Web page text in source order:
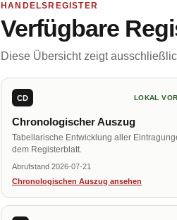
HANDELSREGISTER
Verfügbare
Diese Übersicht zeigt
CD LOKAL
Chronologischer Auszug
Tabellarische Entwicklung aller
dem Registerblatt.
Abrufstand 2026-07-21
Chronologischen Auszug ansehen